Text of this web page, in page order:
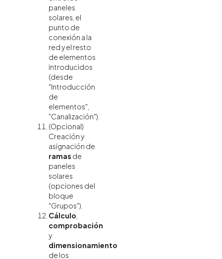
paneles
solares, el
punto de
conexión a la
red y el resto
de elementos
introducidos
(desde
"Introducción
de
elementos",
"Canalización").
(Opcional)
Creación y
asignación de
ramas de
paneles
solares
(opciones del
bloque
"Grupos").
Cálculo
comprobación
y
dimensionamiento
de los